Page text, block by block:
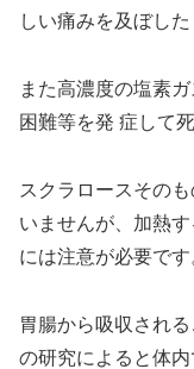
しい痛みを及ぼし
また高濃度の塩素
困難等を発 症して
スクラロースその
いませんが、加熱
には注意が必要です
胃腸から吸収され
の研究によると体